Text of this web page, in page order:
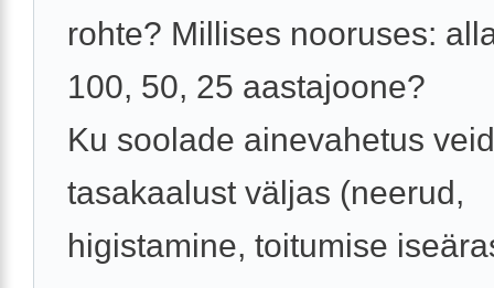
rohte? Millises nooruses:
100, 50, 25 aastajoone?
Ku soolade ainevahetus
tasakaalust väljas (neerud,
higistamine, toitumise